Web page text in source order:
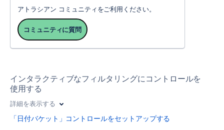
アトラシアン コミュニティをご利用ください。
コミュニティに質問
インタラクティブなフィルタリングにコントロールを
使用する
詳細を表示する
「日付バケット」コントロールをセットアップする